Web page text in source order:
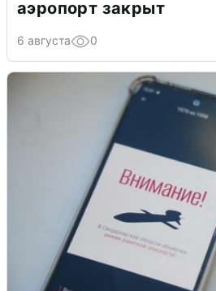
аэропорт закрыт
6 августа 0